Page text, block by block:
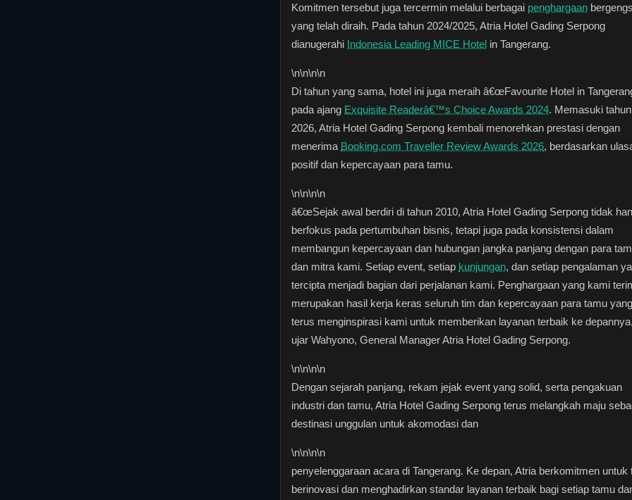
Komitmen tersebut juga tercermin melalui berbagai penghargaan
yang telah diraih. Pada tahun 2024/2025, Atria Hotel Gading Serpong
dianugerahi Indonesia Leading MICE Hotel in Tangerang.
\n\n\n\n
Di tahun yang sama, hotel ini juga meraih â€œFavourite Hotel in
pada ajang Exquisite Readerâ€™s Choice Awards 2024. Memasuki tahun
2026, Atria Hotel Gading Serpong kembali menorehkan prestasi dengan
menerima Booking.com Traveller Review Awards 2026, berdasarkan
positif dan kepercayaan para tamu.
\n\n\n\n
â€œSejak awal berdiri di tahun 2010, Atria Hotel Gading Serpong tidak
berfokus pada pertumbuhan bisnis, tetapi juga pada konsistensi dalam
membangun kepercayaan dan hubungan jangka panjang dengan para
dan mitra kami. Setiap event, setiap kunjungan, dan setiap pengalaman
tercipta menjadi bagian dari perjalanan kami. Penghargaan yang kami
merupakan hasil kerja keras seluruh tim dan kepercayaan para tamu yang
terus menginspirasi kami untuk memberikan layanan terbaik ke
ujar Wahyono, General Manager Atria Hotel Gading Serpong.
\n\n\n\n
Dengan sejarah panjang, rekam jejak event yang solid, serta pengakuan
industri dan tamu, Atria Hotel Gading Serpong terus melangkah maju
destinasi unggulan untuk akomodasi dan
\n\n\n\n
penyelenggaraan acara di Tangerang. Ke depan, Atria berkomitmen untuk
berinovasi dan menghadirkan standar layanan terbaik bagi setiap tamu